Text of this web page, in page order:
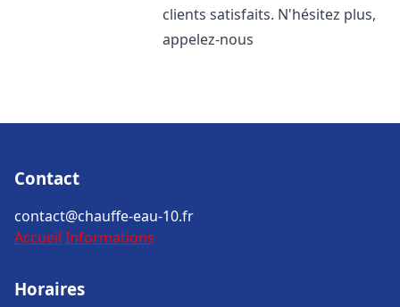
clients satisfaits. N'hésitez plus,
appelez-nous
Contact
contact@chauffe-eau-10.fr
Accueil Informations
Horaires